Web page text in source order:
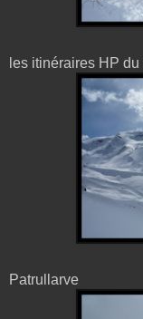
les itinéraires HP
Patrullarve